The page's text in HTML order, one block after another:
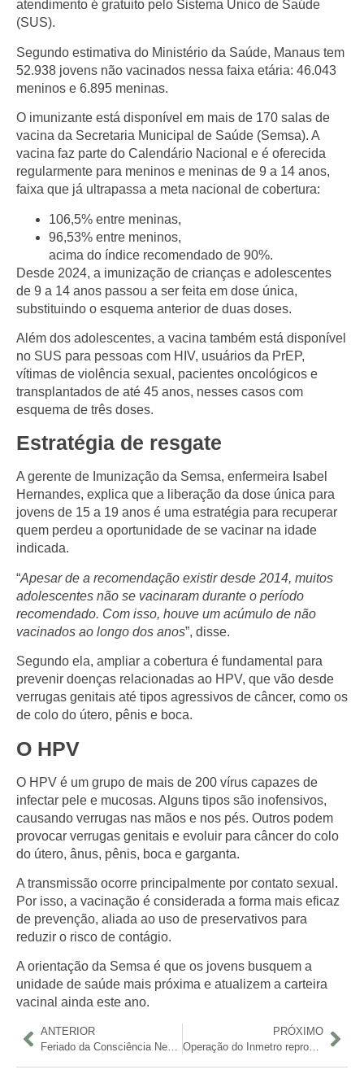
atendimento é gratuito pelo Sistema Único de Saúde
(SUS).
Segundo estimativa do Ministério da Saúde, Manaus tem
52.938 jovens não vacinados nessa faixa etária: 46.043
meninos e 6.895 meninas.
O imunizante está disponível em mais de 170 salas de
vacina da Secretaria Municipal de Saúde (Semsa). A
vacina faz parte do Calendário Nacional e é oferecida
regularmente para meninos e meninas de 9 a 14 anos,
faixa que já ultrapassa a meta nacional de cobertura:
106,5% entre meninas,
96,53% entre meninos,
acima do índice recomendado de 90%.
Desde 2024, a imunização de crianças e adolescentes
de 9 a 14 anos passou a ser feita em dose única,
substituindo o esquema anterior de duas doses.
Além dos adolescentes, a vacina também está disponível
no SUS para pessoas com HIV, usuários da PrEP,
vítimas de violência sexual, pacientes oncológicos e
transplantados de até 45 anos, nesses casos com
esquema de três doses.
Estratégia de resgate
A gerente de Imunização da Semsa, enfermeira Isabel
Hernandes, explica que a liberação da dose única para
jovens de 15 a 19 anos é uma estratégia para recuperar
quem perdeu a oportunidade de se vacinar na idade
indicada.
“Apesar de a recomendação existir desde 2014, muitos
adolescentes não se vacinaram durante o período
recomendado. Com isso, houve um acúmulo de não
vacinados ao longo dos anos”, disse.
Segundo ela, ampliar a cobertura é fundamental para
prevenir doenças relacionadas ao HPV, que vão desde
verrugas genitais até tipos agressivos de câncer, como os
de colo do útero, pênis e boca.
O HPV
O HPV é um grupo de mais de 200 vírus capazes de
infectar pele e mucosas. Alguns tipos são inofensivos,
causando verrugas nas mãos e nos pés. Outros podem
provocar verrugas genitais e evoluir para câncer do colo
do útero, ânus, pênis, boca e garganta.
A transmissão ocorre principalmente por contato sexual .
Por isso, a vacinação é considerada a forma mais eficaz
de prevenção, aliada ao uso de preservativos para
reduzir o risco de contágio.
A orientação da Semsa é que os jovens busquem a
unidade de saúde mais próxima e atualizem a carteira
vacinal ainda este ano.
ANTERIOR
PRÓXIMO
Operação do Inmetro reprova quase 4 mil produtos da cesta básica; Manaus é a 2ª cidade com mais irregularidades